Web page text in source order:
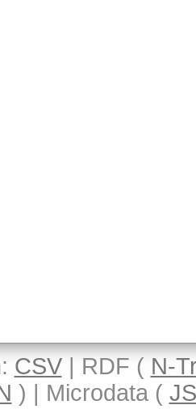
CSV| RDF ( N-
) | Microdata (